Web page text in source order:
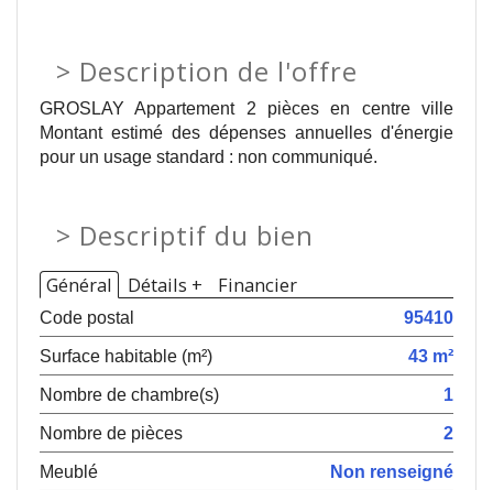
> Description de l'offre
GROSLAY Appartement 2 pièces en centre ville
Montant estimé des dépenses annuelles d'énergie
pour un usage standard : non communiqué.
> Descriptif du bien
Général Détails + Financier
Code postal
95410
Surface habitable (m²)
43 m²
Nombre de chambre(s)
1
Nombre de pièces
2
Meublé
Non renseigné